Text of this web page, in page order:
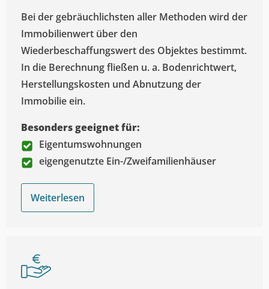
Bei der gebräuchlichsten aller Methoden wird der
Immobilienwert über den
Wiederbeschaffungswert des Objektes bestimmt.
In die Berechnung fließen u. a. Bodenrichtwert,
Herstellungskosten und Abnutzung der
Immobilie ein.
Besonders geeignet für:
Eigentumswohnungen
eigengenutzte Ein-/Zweifamilienhäuser
Weiterlesen